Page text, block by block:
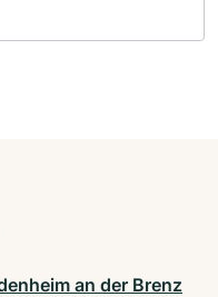
an der Brenz